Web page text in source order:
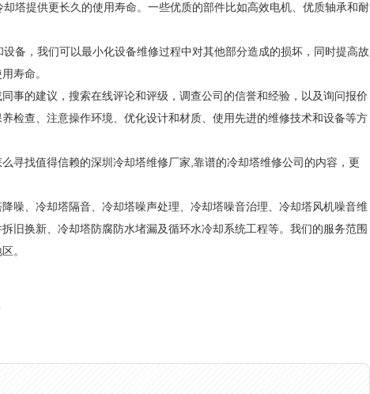
提供更长久的使用寿命。一些优质的部件比如高效电机、优质轴承和耐
，我们可以最小化设备维修过程中对其他部分造成的损坏，同时提高故
寿命。
的建议，搜索在线评论和评级，调查公司的信誉和经验，以及询问报价
检查、注意操作环境、优化设计和材质、使用先进的维修技术和设备等方
寻找值得信赖的深圳冷却塔维修厂家,靠谱的冷却塔维修公司的内容，更
噪、冷却塔隔音、冷却塔噪声处理、冷却塔噪音治理、冷却塔风机噪音维
旧换新、冷却塔防腐防水堵漏及循环水冷却系统工程等。我们的服务范围
。